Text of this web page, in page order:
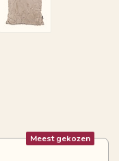
Meest gekozen